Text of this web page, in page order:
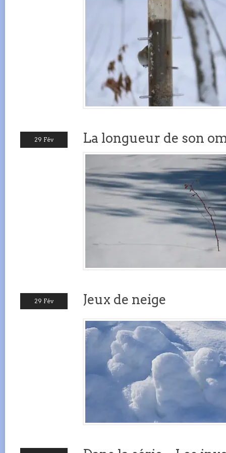
29 Fév La longueur de son
29 Fév Jeux de neige